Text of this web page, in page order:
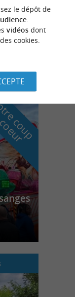
le dépôt de
.
vidéosdont
cookies.